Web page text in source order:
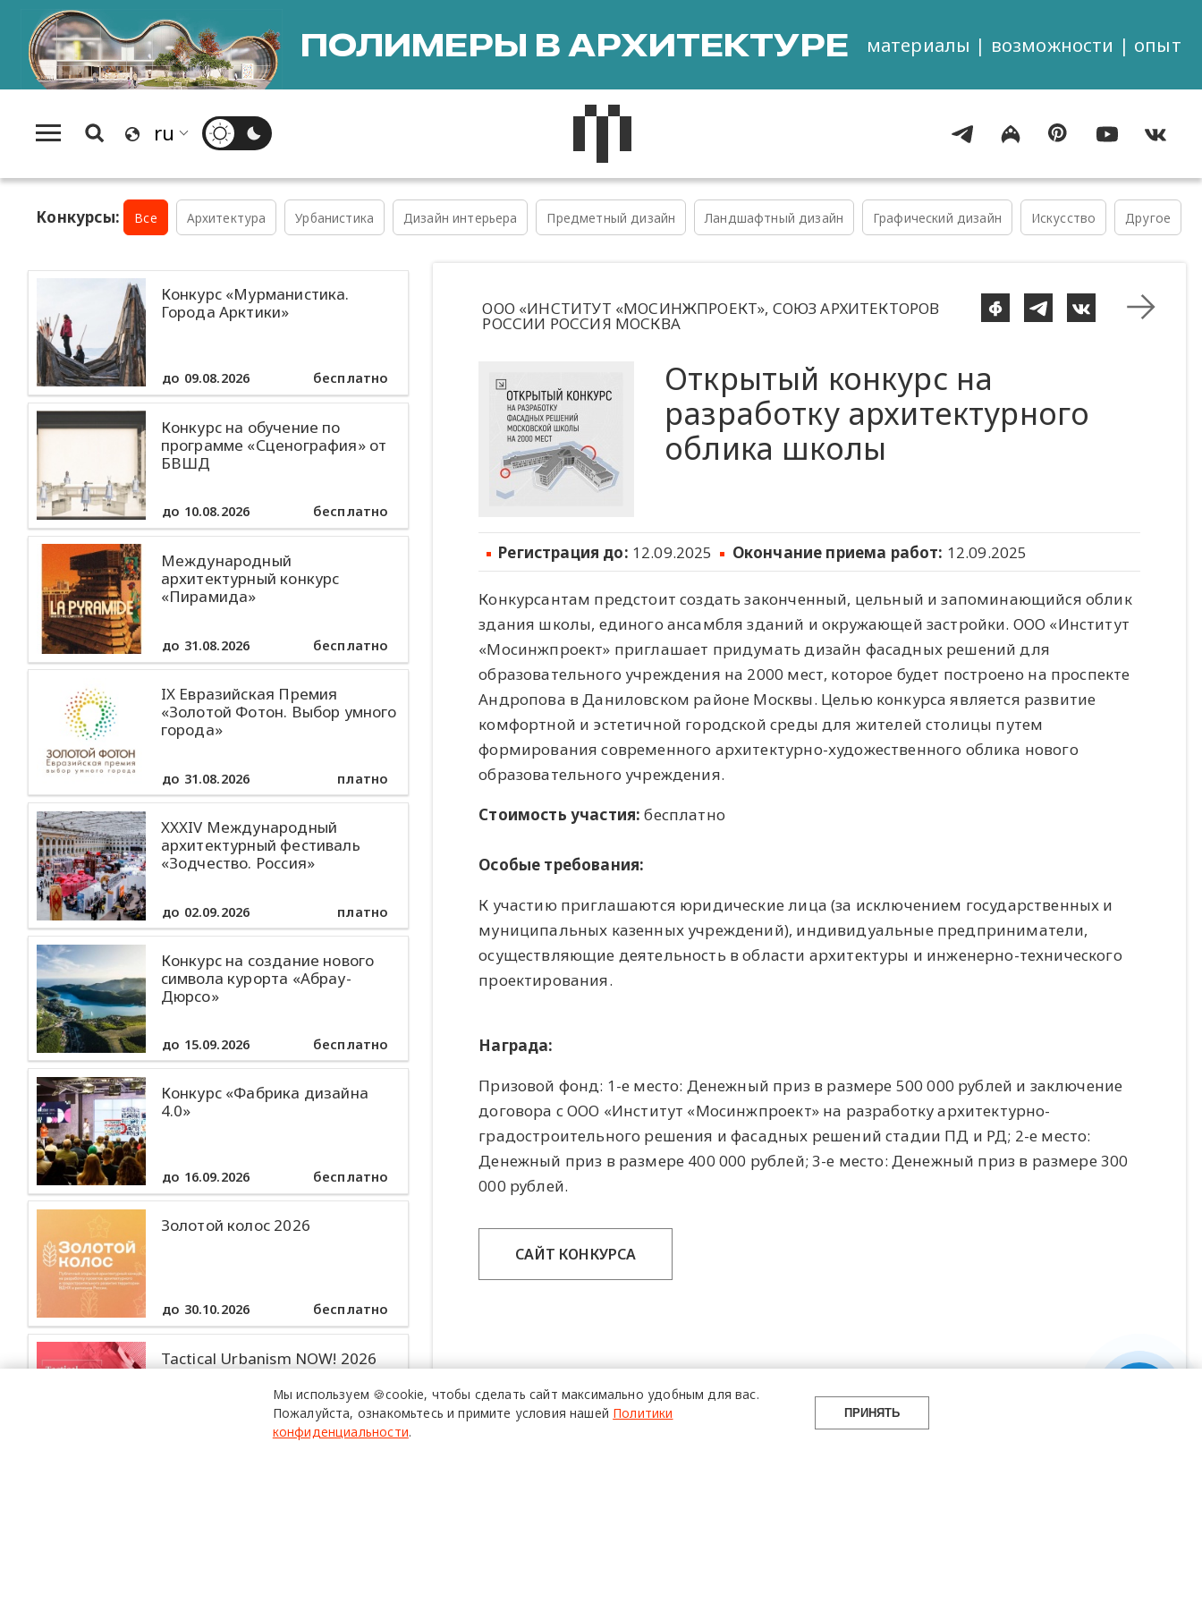
ПОЛИМЕРЫ В АРХИТЕКТУРЕ материалы | возможности | опыт
Конкурсы: Все Архитектура Урбанистика Дизайн интерьера Предметный дизайн Ландшафтный дизайн Графический дизайн Искусство Другое
Конкурс «Мурманистика.
Города Арктики»
до 09.08.2026 бесплатно
Конкурс на обучение по
программе «Сценография» от
БВШД
до 10.08.2026 бесплатно
Международный
архитектурный конкурс
«Пирамида»
до 31.08.2026 бесплатно
IX Евразийская Премия
«Золотой Фотон. Выбор умного
города»
до 31.08.2026 платно
XXXIV Международный
архитектурный фестиваль
«Зодчество. Россия»
до 02.09.2026 платно
Конкурс на создание нового
символа курорта «Абрау-
Дюрсо»
до 15.09.2026 бесплатно
Конкурс «Фабрика дизайна
4.0»
до 16.09.2026 бесплатно
Золотой колос 2026
до 30.10.2026 бесплатно
Tactical Urbanism NOW! 2026
бесплатно
Открытый конкурс на
разработку архитектурного
облика школы
ООО «ИНСТИТУТ «МОСИНЖПРОЕКТ», СОЮЗ АРХИТЕКТОРОВ
РОССИИ РОССИЯ МОСКВА
Регистрация до: 12.09.2025 Окончание приема работ: 12.09.2025
Конкурсантам предстоит создать законченный, цельный и запоминающийся облик
здания школы, единого ансамбля зданий и окружающей застройки. ООО «Институт
«Мосинжпроект» приглашает придумать дизайн фасадных решений для
образовательного учреждения на 2000 мест, которое будет построено на проспекте
Андропова в Даниловском районе Москвы. Целью конкурса является развитие
комфортной и эстетичной городской среды для жителей столицы путем
формирования современного архитектурно-художественного облика нового
образовательного учреждения.
Стоимость участия: бесплатно
Особые требования:
К участию приглашаются юридические лица (за исключением государственных и
муниципальных казенных учреждений), индивидуальные предприниматели,
осуществляющие деятельность в области архитектуры и инженерно-технического
проектирования.
Награда:
Призовой фонд: 1-е место: Денежный приз в размере 500 000 рублей и заключение
договора с ООО «Институт «Мосинжпроект» на разработку архитектурно-
градостроительного решения и фасадных решений стадии ПД и РД; 2-е место:
Денежный приз в размере 400 000 рублей; 3-е место: Денежный приз в размере 300
000 рублей.
САЙТ КОНКУРСА
Мы используем 🍪cookie, чтобы сделать сайт максимально удобным для вас.
Пожалуйста, ознакомьтесь и примите условия нашей Политики
конфиденциальности.
ПРИНЯТЬ